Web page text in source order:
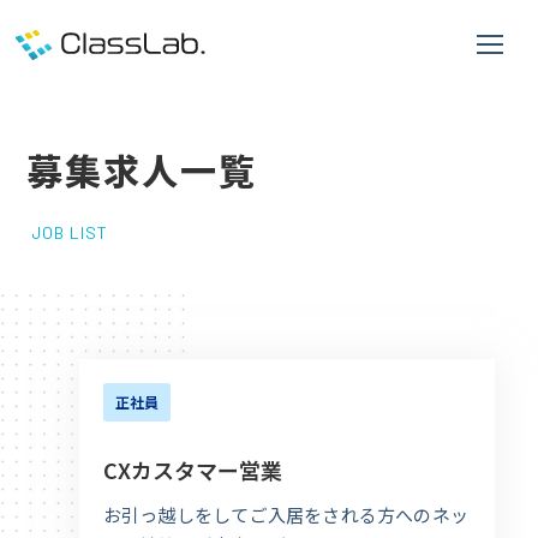
募集求人一覧
JOB LIST
正社員
CXカスタマー営業
お引っ越しをしてご入居をされる方へのネッ